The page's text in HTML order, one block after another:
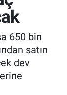
650 bin
satın
dev